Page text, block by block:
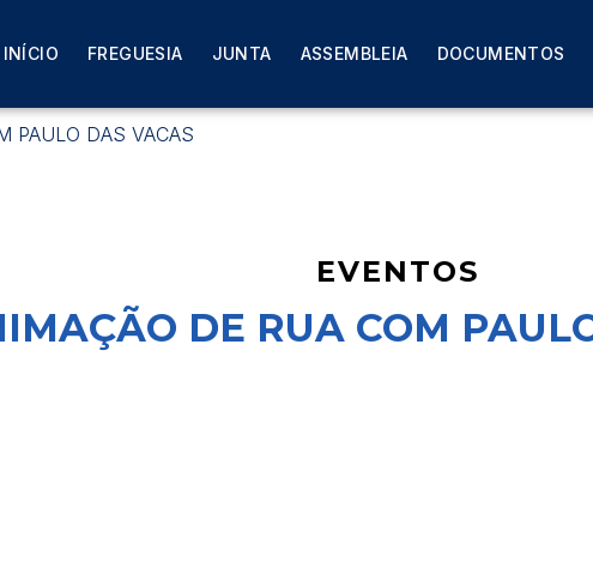
INÍCIO FREGUESIA JUNTA ASSEMBLEIA DOCUMENTOS
PAULO DAS VACAS
EVENTOS
DE RUA COM